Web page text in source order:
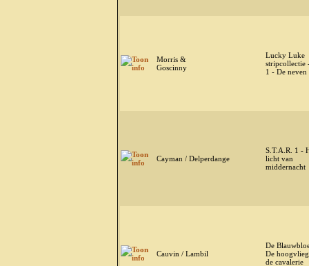
Morris &
Goscinny
Lucky Luke
stripcollectie
1 - De
Cayman / Delperdange
S.T.A.R. 1 -
licht van
middernacht
Cauvin / Lambil
De
De
de cavalerie